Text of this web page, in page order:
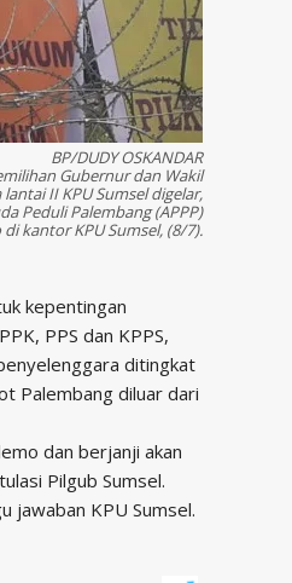
BP/DUDY OSKANDAR
Gubernur dan Wakil
II KPU Sumsel digelar,
Peduli Palembang (APPP)
kantor KPU Sumsel, (8/7).
kepentingan
PPS dan KPPS,
ditingkat
Palembang diluar dari
dan berjanji akan
Pilgub Sumsel.
jawaban KPU Sumsel.